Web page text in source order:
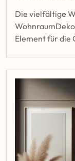
Die vielfältige
Element für die